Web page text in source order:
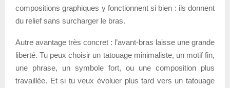
compositions graphiques y fonctionnent si bien : ils donnent
du relief sans surcharger le bras.
Autre avantage très concret : l’avant-bras laisse une grande
liberté. Tu peux choisir un tatouage minimaliste, un motif fin,
une phrase, un symbole fort, ou une composition plus
travaillée. Et si tu veux évoluer plus tard vers un tatouage